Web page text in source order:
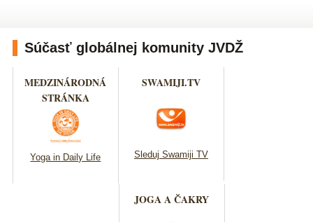
Súčasť globálnej komunity JVDŽ
MEDZINÁRODNÁ
STRÁNKA
Yoga in Daily Life
SWAMIJI.TV
Sleduj Swamiji TV
JOGA A ČAKRY